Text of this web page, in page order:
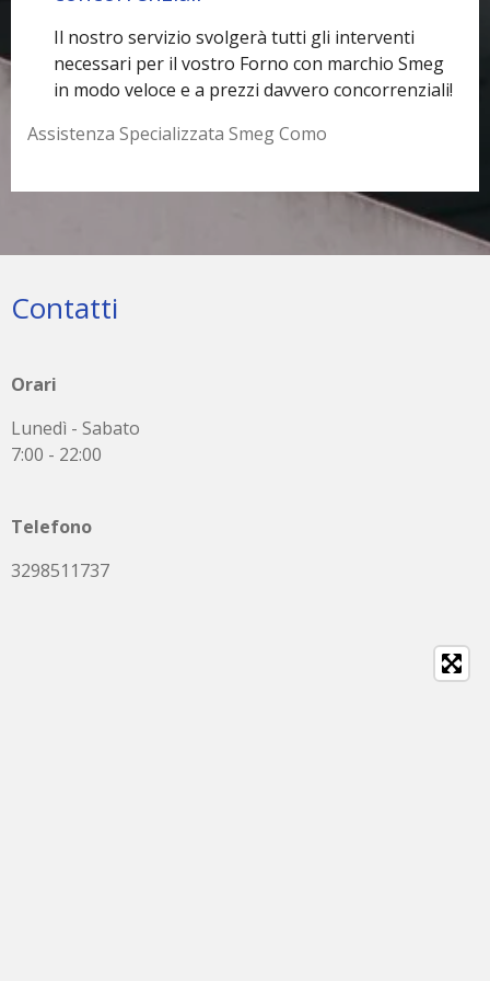
Il nostro servizio svolgerà tutti gli interventi
necessari per il vostro Forno con marchio Smeg
in modo veloce e a prezzi davvero concorrenziali!
Assistenza Specializzata Smeg Como
Contatti
Orari
Lunedì - Sabato
7:00 - 22:00
Telefono
3298511737